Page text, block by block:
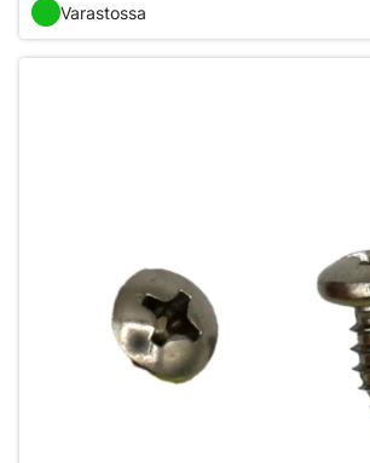
Varastossa